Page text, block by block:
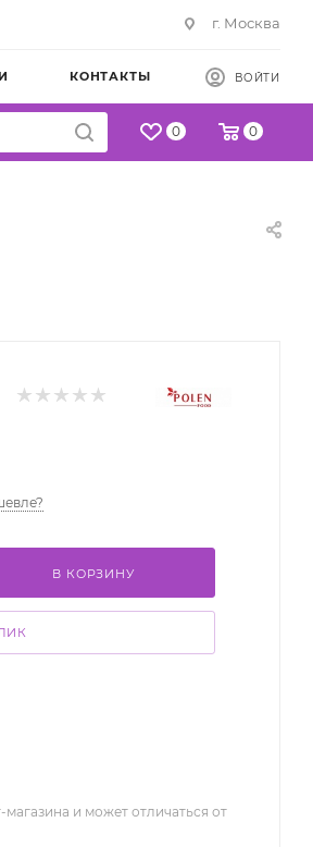
г. Москва
КОНТАКТЫ ВОЙТИ
0 0
В КОРЗИНУ
и может отличаться от